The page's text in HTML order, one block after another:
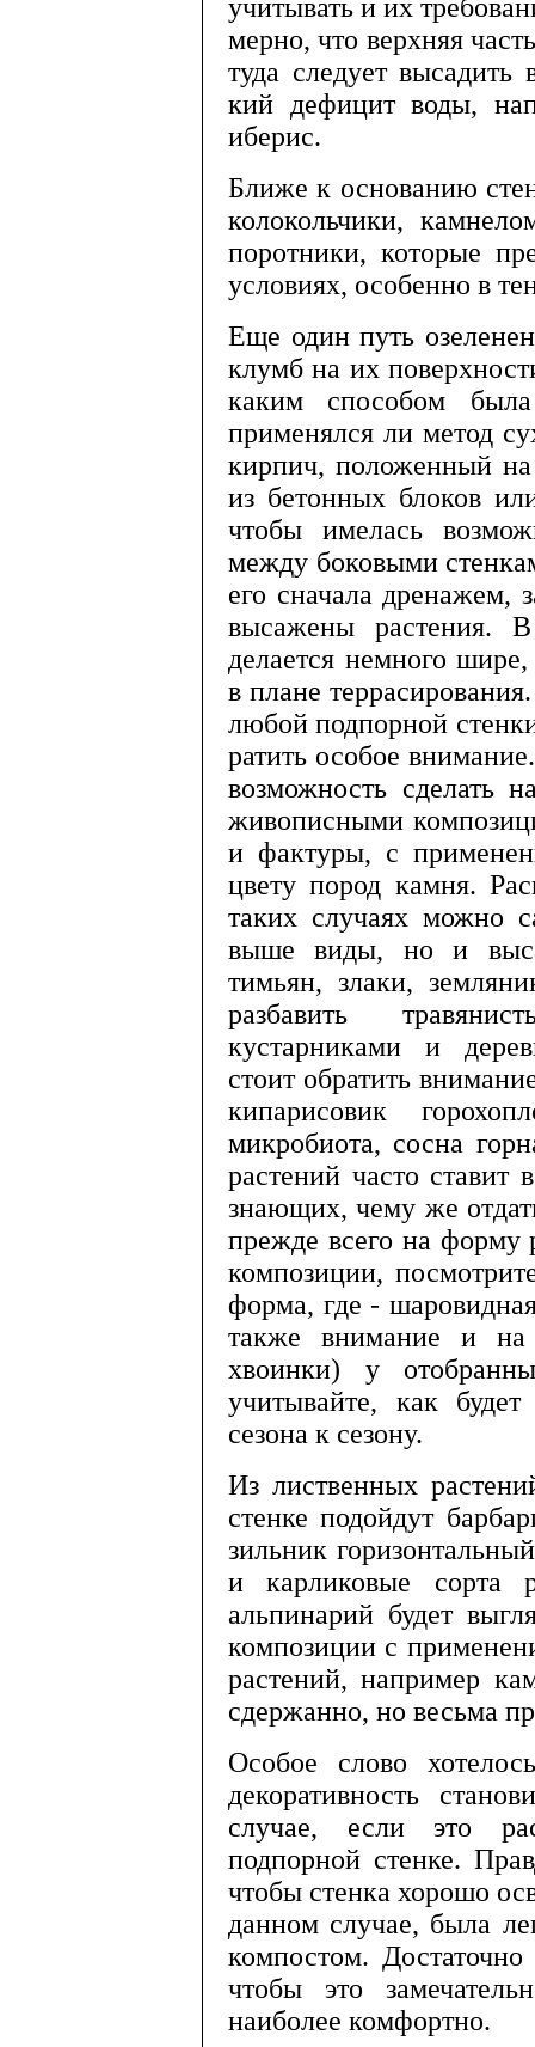
учитывать и их
мерно, что верхняя
туда следует
кий дефицит воды,
иберис.
Ближе к основанию
колокольчики,
поротники, которые
условиях, особенно в
Еще один путь
клумб на их
каким способом
применялся ли метод
кир­пич, положенный
из бетонных блоков
чтобы имелась
между боковыми
его сначала дренажем,
высажены растения.
делается немного
в плане
любой подпорной
ратить особое
возможность сделать
живо­писными
и фактуры, с
цвету по­род камня.
таких случаях можно
выше виды, но и
тимьян, злаки,
разбавить
кустарниками и
стоит обратить
кипарисовик
микробиота, сосна
растений часто ставит
знающих, чему же
прежде всего на форму
компози­ции,
форма, где -
также внимание и на
хвоинки) у
учитывайте, как
сезона к сезону.
Из лиственных
стенке подойдут
зильник
и карликовые сор­та
альпинарий будет
композиции с
растений, например
сдержанно, но весьма
Особое слово
декоративность
случае, если это
подпорной стенке.
чтобы стенка хоро­шо
данном случае, была
компостом.
чтобы это
наиболее комфортно.